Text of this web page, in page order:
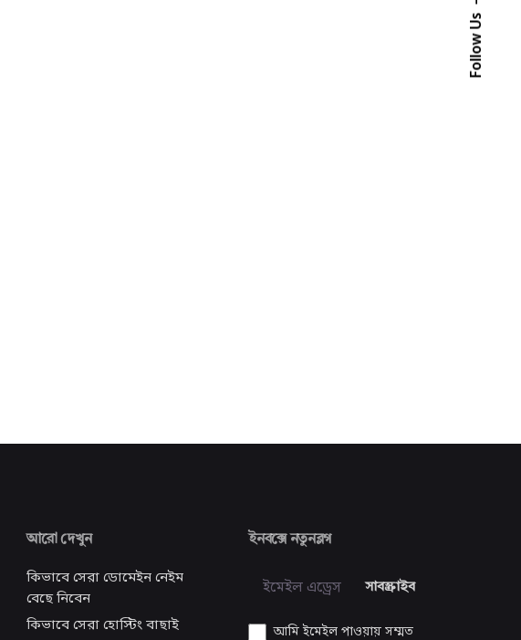
Follow Us
আরো দেখুন
কিভাবে সেরা ডোমেইন নেইম
বেছে নিবেন
কিভাবে সেরা হোস্টিং বাছাই
ইনবক্সে নতুনব্লগ
সাবস্ক্রাইব
আমি ইমেইল পাওয়ায় সম্মত